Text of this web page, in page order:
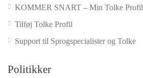
KOMMER SNART – Min Tolke Profil
Tilføj Tolke Profil
Support til Sprogspecialister og Tolke
Politikker